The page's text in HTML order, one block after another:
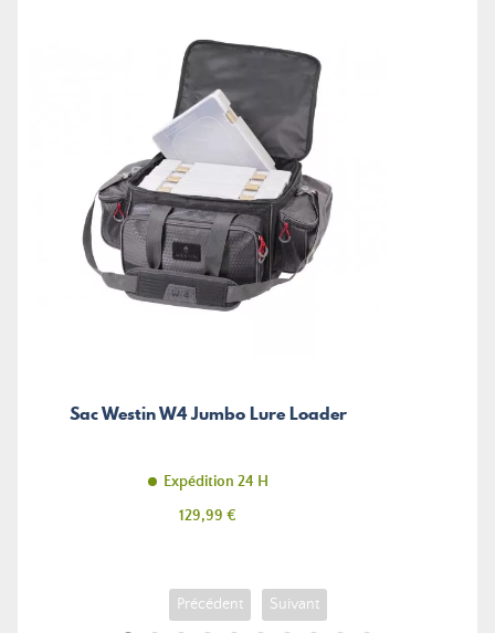
Sac Westin W4 Jumbo Lure Loader
Expédition 24 H
Prix
129,99 €
Précédent Suivant